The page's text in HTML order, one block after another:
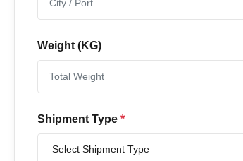
Weight (KG)
Shipment Type *